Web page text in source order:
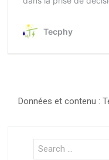
Données et contenu :